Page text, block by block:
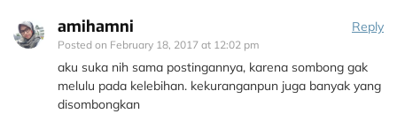
amihamni
Posted on February 18, 2017 at 12:02 pm
Reply
aku suka nih sama postingannya, karena sombong gak
melulu pada kelebihan. kekuranganpun juga banyak yang
disombongkan